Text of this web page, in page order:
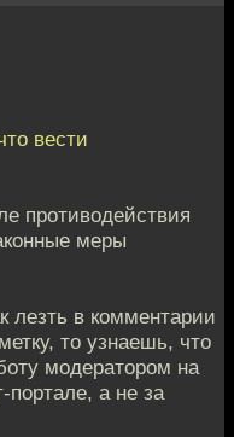
вести
противодействия
меры
лезть в комментарии
то узнаешь, что
модератором на
портале, а не за